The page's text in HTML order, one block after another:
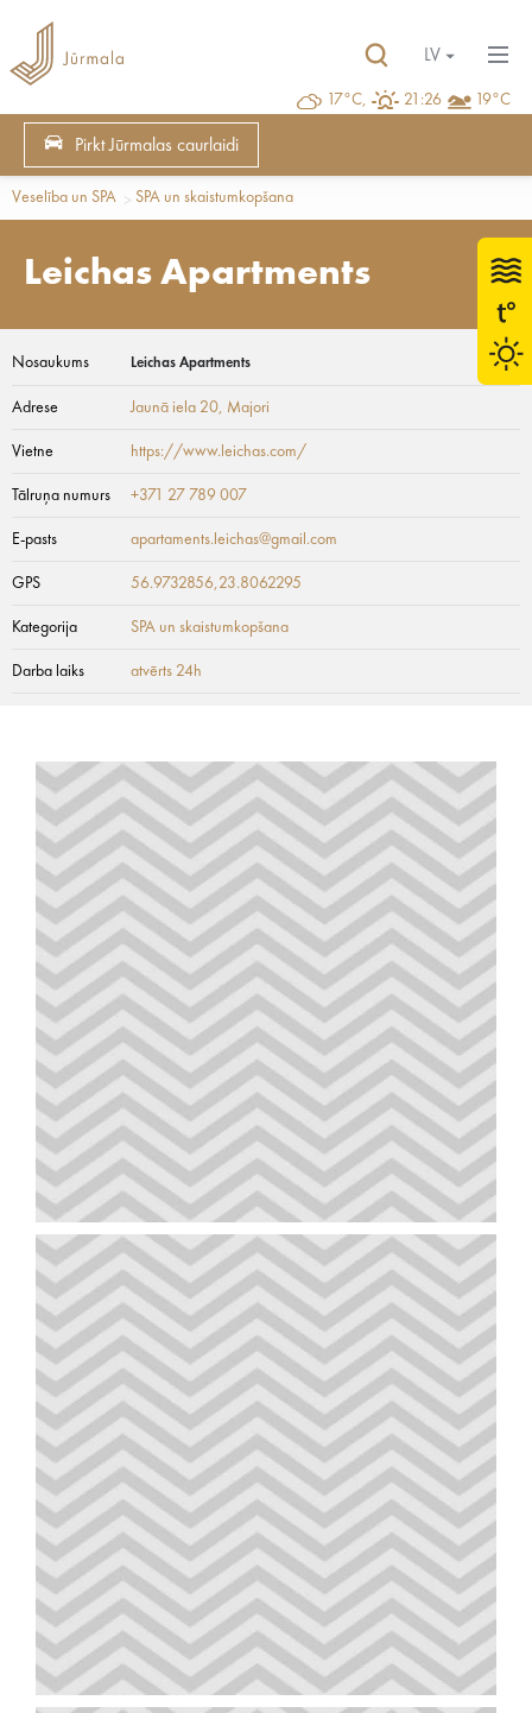
17°C, 21:26 19°C
LV
Pirkt Jūrmalas caurlaidi
Veselība un SPA SPA un skaistumkopšana
Leichas Apartments
Nosaukums Leichas Apartments
Adrese Jaunā iela 20, Majori
Vietne https://www.leichas.com/
Tālruņa numurs +371 27 789 007
E-pasts apartaments.leichas@gmail.com
GPS 56.9732856,23.8062295
Kategorija SPA un skaistumkopšana
Darba laiks atvērts 24h